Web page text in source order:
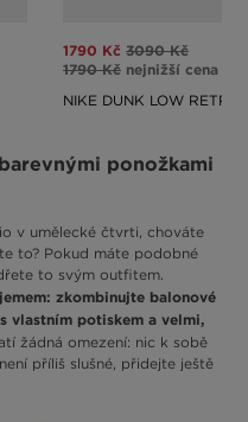
1790 Kč 3090 Kč
1790 Kč nejnižší cena
NIKE DUNK LOW RETRO
ponožkami
v umělecké čtvrti, chováte
to? Pokud máte podobné
to svým outfitem.
zkombinujte balonové
vlastním potiskem a velmi,
žádná omezení: nic k sobě
příliš slušné, přidejte ještě